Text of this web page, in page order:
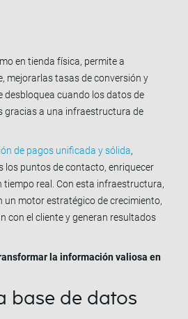
en tienda física, permite a
mejorarlas tasas de conversión y
desbloquea cuando los datos de
gracias a una infraestructura de
de pagos unificada y sólida,
los puntos de contacto, enriquecer
tiempo real. Con esta infraestructura,
un motor estratégico de crecimiento,
con el cliente y generan resultados
la información valiosa en
base de datos